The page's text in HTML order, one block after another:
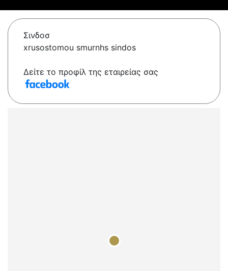
Σινδοσ
xrusostomou smurnhs sindos
Δείτε το προφίλ της εταιρείας σας